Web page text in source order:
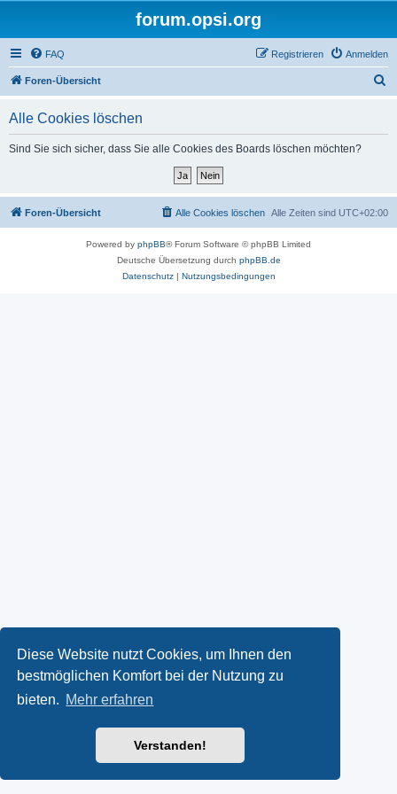
Diese Website nutzt Cookies, um Ihnen den
bestmöglichen Komfort bei der Nutzung zu
bieten. Mehr erfahren
Verstanden!
forum.opsi.org
FAQ Anmelden
Registrieren
Foren-Übersicht
Alle Cookies löschen
Sind Sie sich sicher, dass Sie alle Cookies des Boards löschen möchten?
Foren-Übersicht Alle Zeiten sind UTC+02:00
Alle Cookies löschen
Powered by phpBB® Forum Software © phpBB Limited
Deutsche Übersetzung durch phpBB.de
Datenschutz| Nutzungsbedingungen